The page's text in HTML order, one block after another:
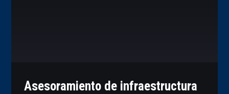
Asesoramiento de infraestructura